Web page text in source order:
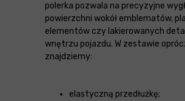
polerka pozwala na precyzyjne
powierzchni wokół emblematów,
elementów czy lakierowanych
wnętrzu pojazdu. W zestawie
znajdziemy:
elastyczną przedłużkę;